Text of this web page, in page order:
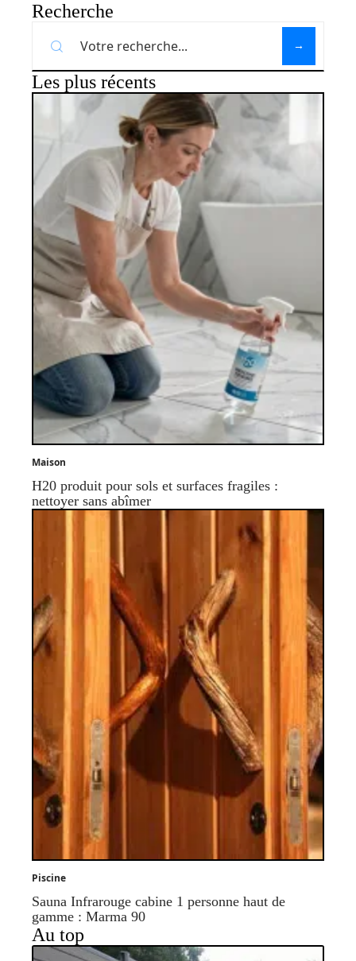
Recherche
Les plus récents
Maison
H20 produit pour sols et surfaces fragiles :
nettoyer sans abîmer
Piscine
Sauna Infrarouge cabine 1 personne haut de
gamme : Marma 90
Au top